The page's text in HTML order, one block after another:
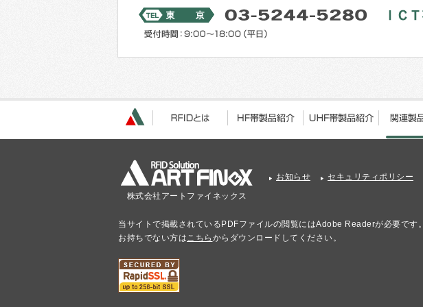
株式会社アートファイネックス
お知らせ セキュリティポリシー
当サイトで掲載されているPDFファイルの閲覧にはAdobe Readerが必要です。
お持ちでない方は こちら からダウンロードしてください。